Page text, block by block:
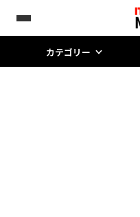
カテゴリー